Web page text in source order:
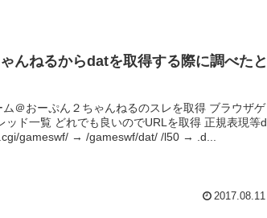
んねるからdatを取得する際に調べたと
＠おーぷん２ちゃんねるのスレを取得 ブラウザゲ
ッド一覧 どれでも良いのでURLを取得 正規表現等d
gameswf/ → /gameswf/dat/ /l50 → .d...
2017.08.11